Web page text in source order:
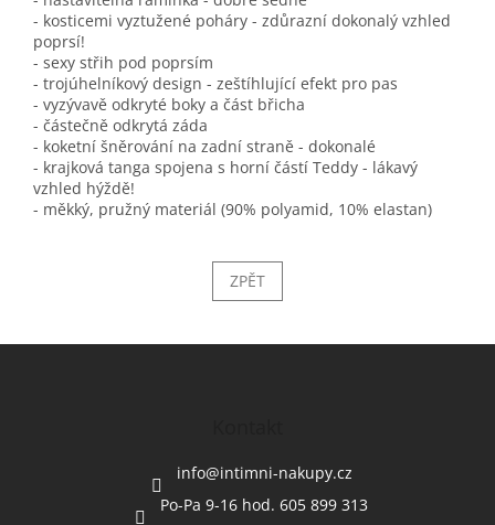
- kosticemi vyztužené poháry - zdůrazní dokonalý vzhled
poprsí!
- sexy střih pod poprsím
- trojúhelníkový design - zeštíhlující efekt pro pas
- vyzývavě odkryté boky a část břicha
- částečně odkrytá záda
- koketní šněrování na zadní straně - dokonalé
- krajková tanga spojena s horní částí Teddy - lákavý
vzhled hýždě!
- měkký, pružný materiál (90% polyamid, 10% elastan)
ZPĚT
info@intimni-nakupy.cz
Po-Pa 9-16 hod. 605 899 313